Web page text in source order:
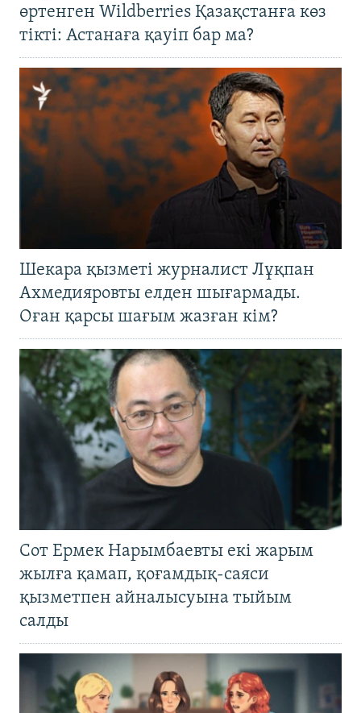
өртенген Wildberries Қазақстанға көз
тікті: Астанаға қауіп бар ма?
Шекара қызметі журналист Лұқпан
Ахмедияровты елден шығармады.
Оған қарсы шағым жазған кім?
Сот Ермек Нарымбаевты екі жарым
жылға қамап, қоғамдық-саяси
қызметпен айналысуына тыйым
салды